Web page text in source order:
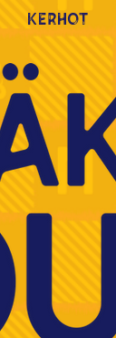
Kerhot